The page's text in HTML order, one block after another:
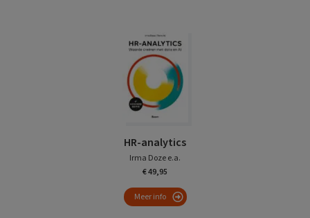
HR-analytics
Irma Doze e.a.
€ 49,95
Meer info